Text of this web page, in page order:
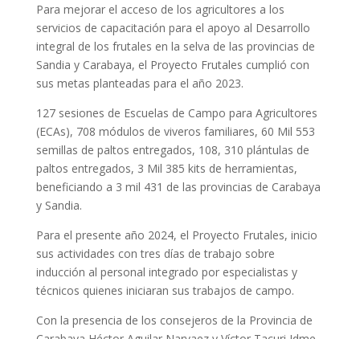
Para mejorar el acceso de los agricultores a los
servicios de capacitación para el apoyo al Desarrollo
integral de los frutales en la selva de las provincias de
Sandia y Carabaya, el Proyecto Frutales cumplió con
sus metas planteadas para el año 2023.
127 sesiones de Escuelas de Campo para Agricultores
(ECAs), 708 módulos de viveros familiares, 60 Mil 553
semillas de paltos entregados, 108, 310 plántulas de
paltos entregados, 3 Mil 385 kits de herramientas,
beneficiando a 3 mil 431 de las provincias de Carabaya
y Sandia.
Para el presente año 2024, el Proyecto Frutales, inicio
sus actividades con tres días de trabajo sobre
inducción al personal integrado por especialistas y
técnicos quienes iniciaran sus trabajos de campo.
Con la presencia de los consejeros de la Provincia de